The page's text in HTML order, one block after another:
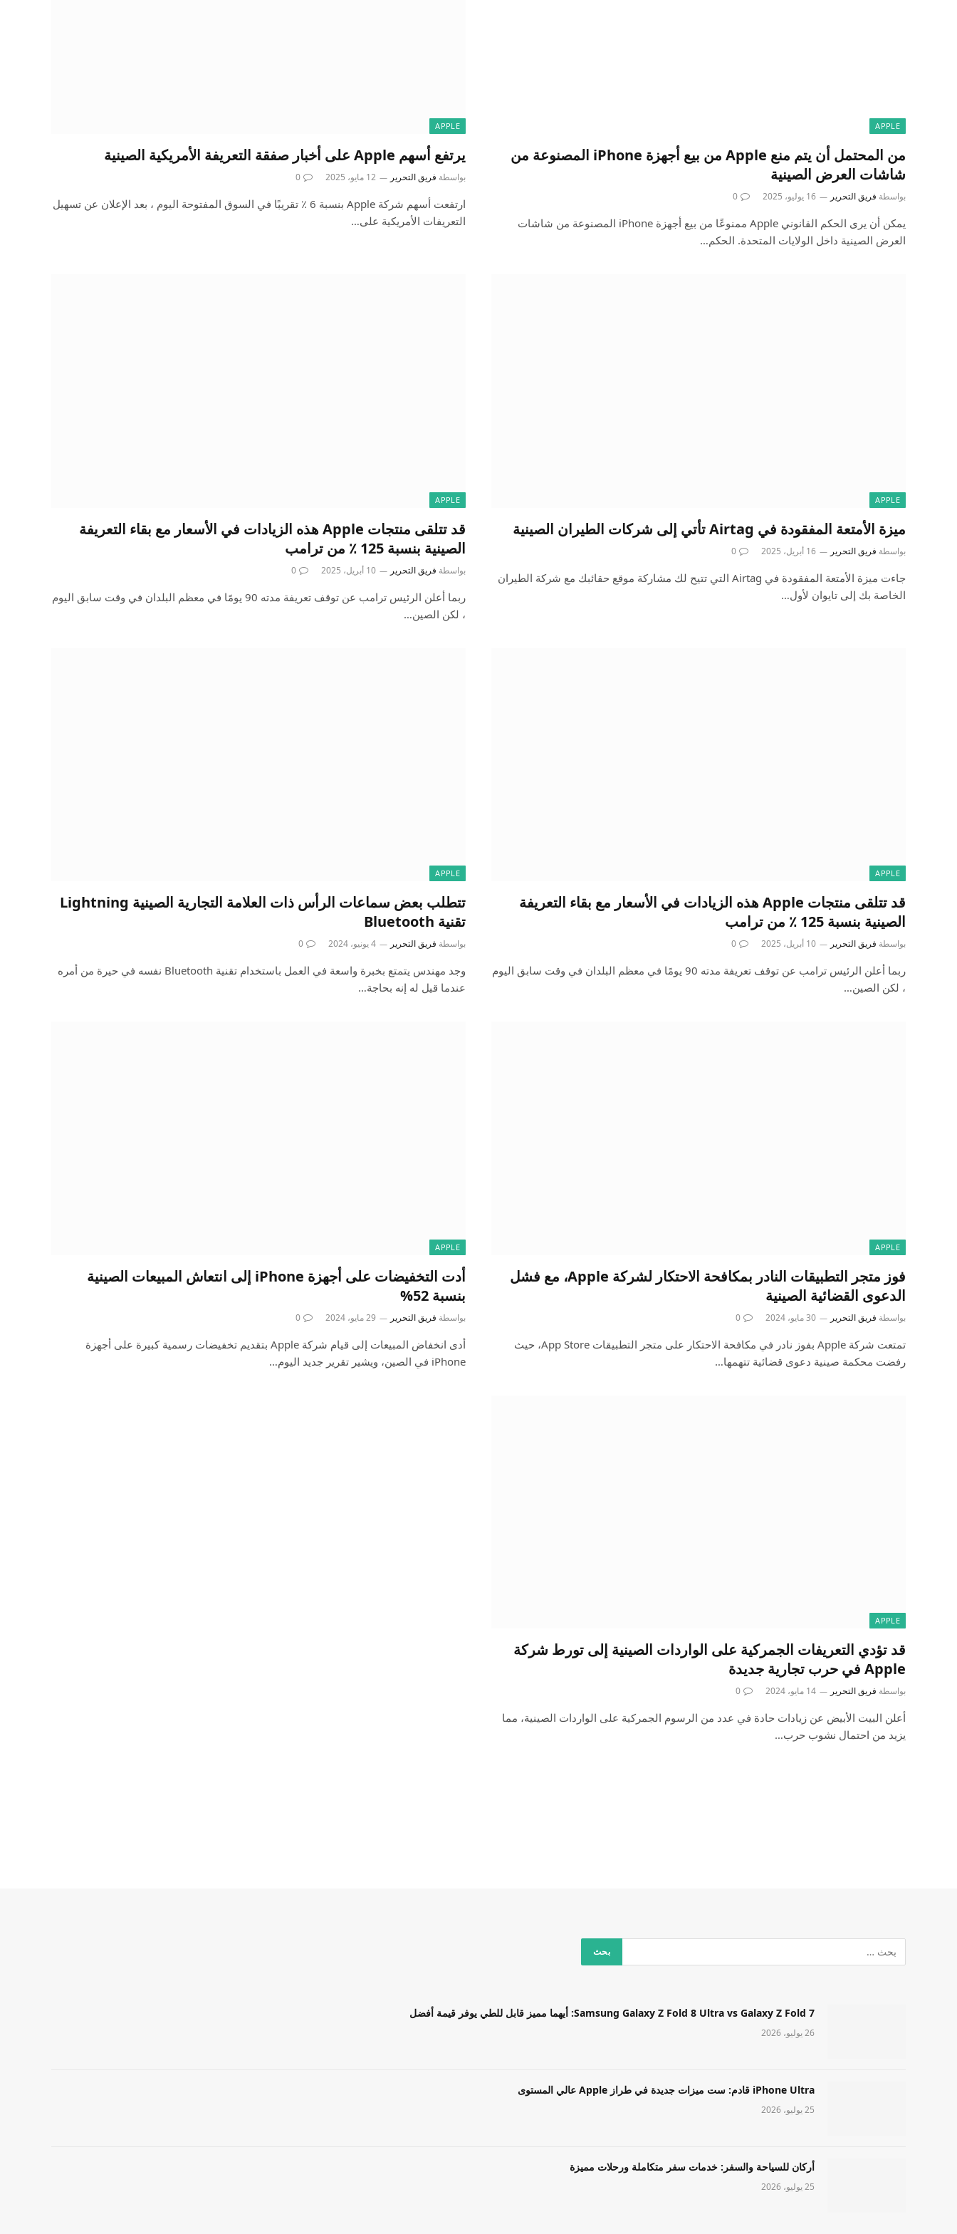
APPLE
من المحتمل أن يتم منع Apple من بيع أجهزة iPhone المصنوعة من
شاشات العرض الصينية
بواسطة فريق التحرير 16 يوليو، 2025 0
يمكن أن يرى الحكم القانوني Apple ممنوعًا من بيع أجهزة iPhone المصنوعة من شاشات
العرض الصينية داخل الولايات المتحدة. الحكم…
APPLE
يرتفع أسهم Apple على أخبار صفقة التعريفة الأمريكية الصينية
بواسطة فريق التحرير 12 مايو، 2025 0
ارتفعت أسهم شركة Apple بنسبة 6 ٪ تقريبًا في السوق المفتوحة اليوم ، بعد الإعلان عن تسهيل
التعريفات الأمريكية على…
APPLE
ميزة الأمتعة المفقودة في Airtag تأتي إلى شركات الطيران الصينية
بواسطة فريق التحرير 16 أبريل، 2025 0
جاءت ميزة الأمتعة المفقودة في Airtag التي تتيح لك مشاركة موقع حقائبك مع شركة الطيران
الخاصة بك إلى تايوان لأول…
APPLE
قد تتلقى منتجات Apple هذه الزيادات في الأسعار مع بقاء التعريفة
الصينية بنسبة 125 ٪ من ترامب
بواسطة فريق التحرير 10 أبريل، 2025 0
ربما أعلن الرئيس ترامب عن توقف تعريفة مدته 90 يومًا في معظم البلدان في وقت سابق اليوم
، لكن الصين…
APPLE
قد تتلقى منتجات Apple هذه الزيادات في الأسعار مع بقاء التعريفة
الصينية بنسبة 125 ٪ من ترامب
بواسطة فريق التحرير 10 أبريل، 2025 0
ربما أعلن الرئيس ترامب عن توقف تعريفة مدته 90 يومًا في معظم البلدان في وقت سابق اليوم
، لكن الصين…
APPLE
تتطلب بعض سماعات الرأس ذات العلامة التجارية الصينية Lightning
تقنية Bluetooth
بواسطة فريق التحرير 4 يونيو، 2024 0
وجد مهندس يتمتع بخبرة واسعة في العمل باستخدام تقنية Bluetooth نفسه في حيرة من أمره
عندما قيل له إنه بحاجة…
APPLE
فوز متجر التطبيقات النادر بمكافحة الاحتكار لشركة Apple، مع فشل
الدعوى القضائية الصينية
بواسطة فريق التحرير 30 مايو، 2024 0
تمتعت شركة Apple بفوز نادر في مكافحة الاحتكار على متجر التطبيقات App Store، حيث
رفضت محكمة صينية دعوى قضائية تتهمها…
APPLE
أدت التخفيضات على أجهزة iPhone إلى انتعاش المبيعات الصينية
بنسبة 52%
بواسطة فريق التحرير 29 مايو، 2024 0
أدى انخفاض المبيعات إلى قيام شركة Apple بتقديم تخفيضات رسمية كبيرة على أجهزة
iPhone في الصين، ويشير تقرير جديد اليوم…
APPLE
قد تؤدي التعريفات الجمركية على الواردات الصينية إلى تورط شركة
Apple في حرب تجارية جديدة
بواسطة فريق التحرير 14 مايو، 2024 0
أعلن البيت الأبيض عن زيادات حادة في عدد من الرسوم الجمركية على الواردات الصينية، مما
يزيد من احتمال نشوب حرب…
Samsung Galaxy Z Fold 8 Ultra vs Galaxy Z Fold 7: أيهما مميز قابل للطي يوفر قيمة أفضل
26 يوليو، 2026
iPhone Ultra قادم: ست ميزات جديدة في طراز Apple عالي المستوى
25 يوليو، 2026
أركان للسياحة والسفر: خدمات سفر متكاملة ورحلات مميزة
25 يوليو، 2026